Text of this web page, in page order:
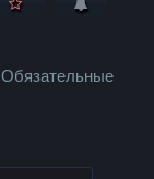
Обязательные